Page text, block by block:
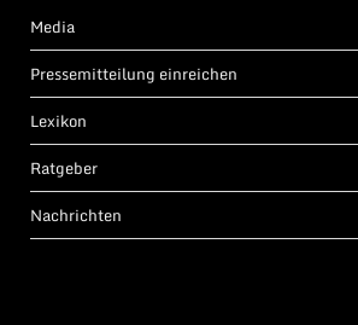
Media
Pressemitteilung einreichen
Lexikon
Ratgeber
Nachrichten